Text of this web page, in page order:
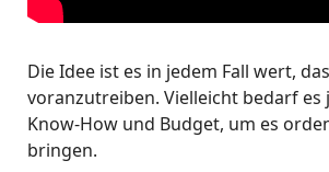
Die Idee ist es in jedem Fall wert,
voranzutreiben. Vielleicht bedarf es
Know-How und Budget, um es
bringen.